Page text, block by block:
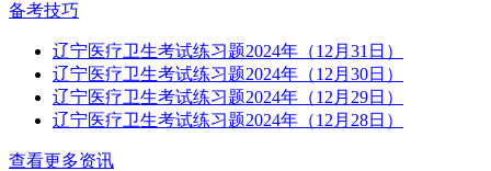
备考技巧
辽宁医疗卫生考试练习题2024年（12月31日）
辽宁医疗卫生考试练习题2024年（12月30日）
辽宁医疗卫生考试练习题2024年（12月29日）
辽宁医疗卫生考试练习题2024年（12月28日）
查看更多资讯